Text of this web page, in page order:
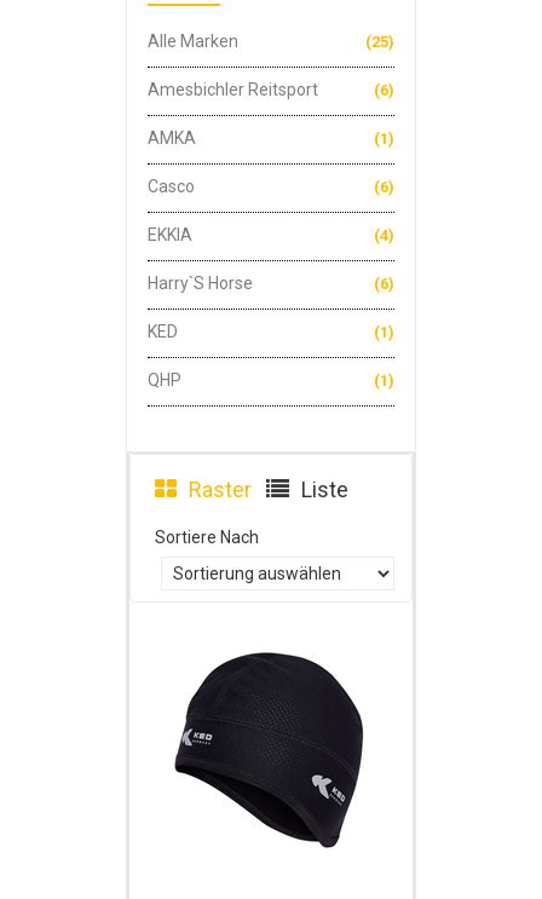
Alle Marken (25)
Amesbichler Reitsport (6)
AMKA (1)
Casco (6)
EKKIA (4)
Harry`s Horse (6)
KED (1)
QHP (1)
Raster Liste
Sortiere Nach